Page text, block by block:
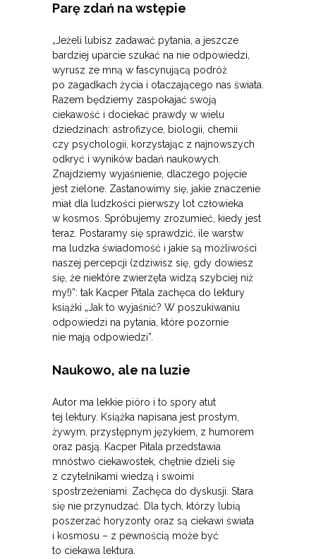
Parę zdań na wstępie
„Jeżeli lubisz zadawać pytania, a jeszcze
bardziej uparcie szukać na nie odpowiedzi,
wyrusz ze mną w fascynującą podróż
po zagadkach życia i otaczającego nas świata.
Razem będziemy zaspokajać swoją
ciekawość i dociekać prawdy w wielu
dziedzinach: astrofizyce, biologii, chemii
czy psychologii, korzystając z najnowszych
odkryć i wyników badań naukowych.
Znajdziemy wyjaśnienie, dlaczego pojęcie
jest zielone. Zastanowimy się, jakie znaczenie
miał dla ludzkości pierwszy lot człowieka
w kosmos. Spróbujemy zrozumieć, kiedy jest
teraz. Postaramy się sprawdzić, ile warstw
ma ludzka świadomość i jakie są możliwości
naszej percepcji (zdziwisz się, gdy dowiesz
się, że niektóre zwierzęta widzą szybciej niż
my!)”: tak Kacper Pitala zachęca do lektury
książki „Jak to wyjaśnić? W poszukiwaniu
odpowiedzi na pytania, które pozornie
nie mają odpowiedzi”.
Naukowo, ale na luzie
Autor ma lekkie pióro i to spory atut
tej lektury. Książka napisana jest prostym,
żywym, przystępnym językiem, z humorem
oraz pasją. Kacper Pitala przedstawia
mnóstwo ciekawostek, chętnie dzieli się
z czytelnikami wiedzą i swoimi
spostrzeżeniami. Zachęca do dyskusji. Stara
się nie przynudzać. Dla tych, którzy lubią
poszerzać horyzonty oraz są ciekawi świata
i kosmosu – z pewnością może być
to ciekawa lektura.